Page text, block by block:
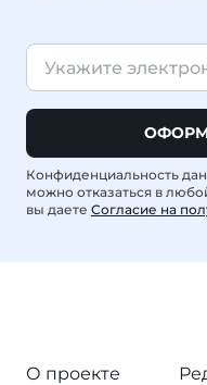
Конфиденциальность
можно отказаться в
вы даете Согласие на
О проекте